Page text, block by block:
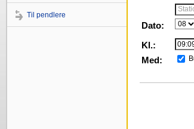
Til pendlere
Dato:
Kl.:
Med: